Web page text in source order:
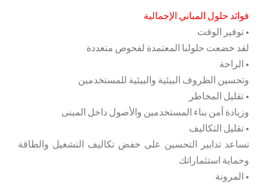
فوائد حلول المباني الإجمالية
• توفير الوقت
لقد خضعت حلولنا المعتمدة لفحوص متعددة
• الراحة
وتحسين الظروف البيئية والبيئية للمستخدمين
• تقليل المخاطر
وزيادة أمن بناء المستخدمين والأصول داخل المبنى
• تقليل التكاليف
تساعد تدابير التحسين على خفض تكاليف التشغيل والطاقة
وحماية استثماراتك
• المرونة